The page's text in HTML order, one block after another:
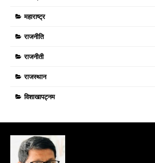
महाराष्ट्र
राजनीति
राजनीती
राजस्थान
विशाखापट्नम